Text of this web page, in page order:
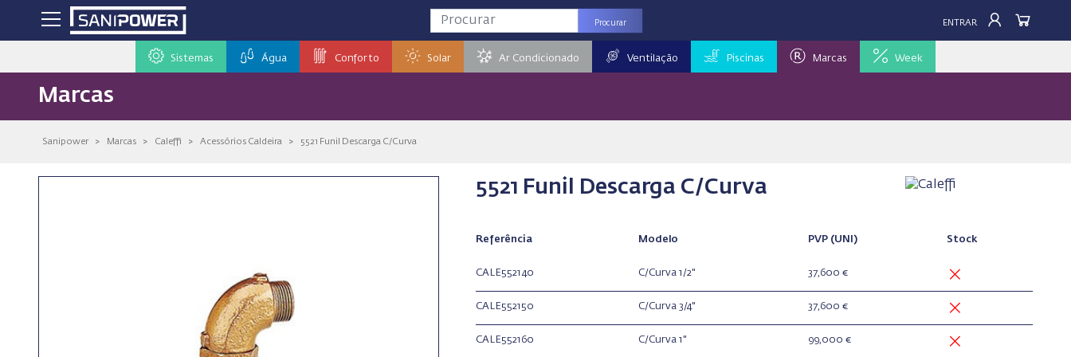
Procurar ENTRAR
Sistemas Água Conforto Solar Ar Condicionado Ventilação Piscinas Marcas Week
Marcas
Sanipower > Marcas > Caleffi > Acessórios Caldeira > 5521 Funil Descarga C/Curva
5521 Funil Descarga C/Curva
Referência Modelo PVP (UNI) Stock
CALE552140 C/Curva 1/2" 37,600 €
CALE552150 C/Curva 3/4" 37,600 €
CALE552160 C/Curva 1" 99,000 €